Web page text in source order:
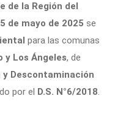
de la Región del
de mayo de 2025 se
para las comunas
y Los Ángeles, de
y Descontaminación
por el D.S. N°6/2018.